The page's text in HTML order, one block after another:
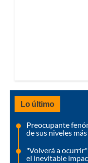
Lo último
Preocupante
de sus niveles
"Volverá a
el inevitable